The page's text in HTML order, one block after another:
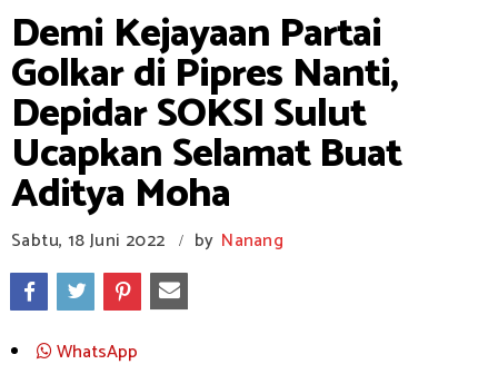
Demi Kejayaan Partai
Golkar di Pipres Nanti,
Depidar SOKSI Sulut
Ucapkan Selamat Buat
Aditya Moha
Sabtu, 18 Juni 2022 / by Nanang
WhatsApp